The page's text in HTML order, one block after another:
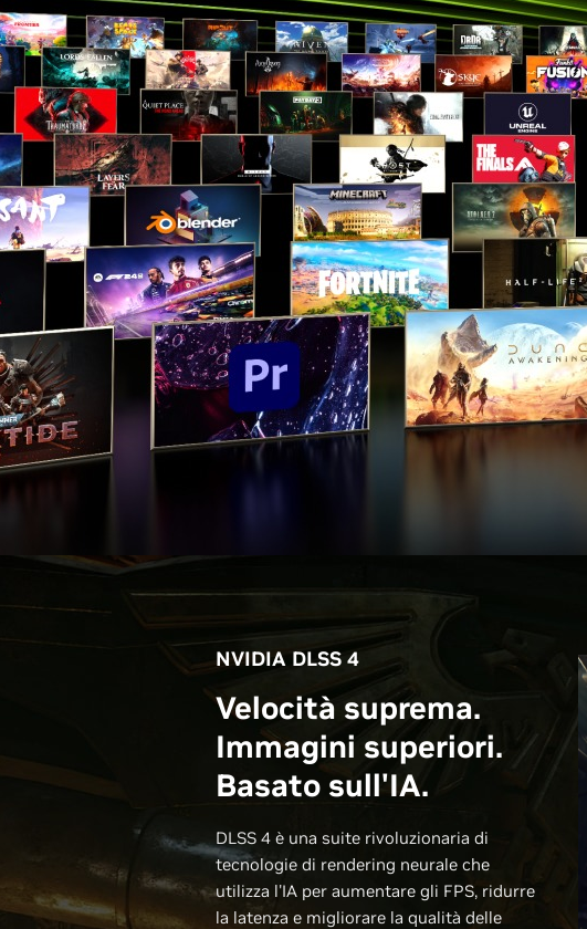
NVIDIA DLSS 4
Velocità suprema.
Immagini superiori.
Basato sull'IA.
DLSS 4 è una suite rivoluzionaria di
tecnologie di rendering neurale che
utilizza l'IA per aumentare gli FPS, ridurre
la latenza e migliorare la qualità delle